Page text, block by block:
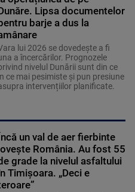
Lipsa documentelor
barje a dus la
lui 2026 se dovedește a fi
a încercărilor. Prognozele
nivelul Dunării sunt din ce
ce mai pesimiste și pun presiune
intervențiilor planificate.
un val de aer fierbinte
România. Au fost 55
grade la nivelul asfaltului
Timișoara. „Deci e